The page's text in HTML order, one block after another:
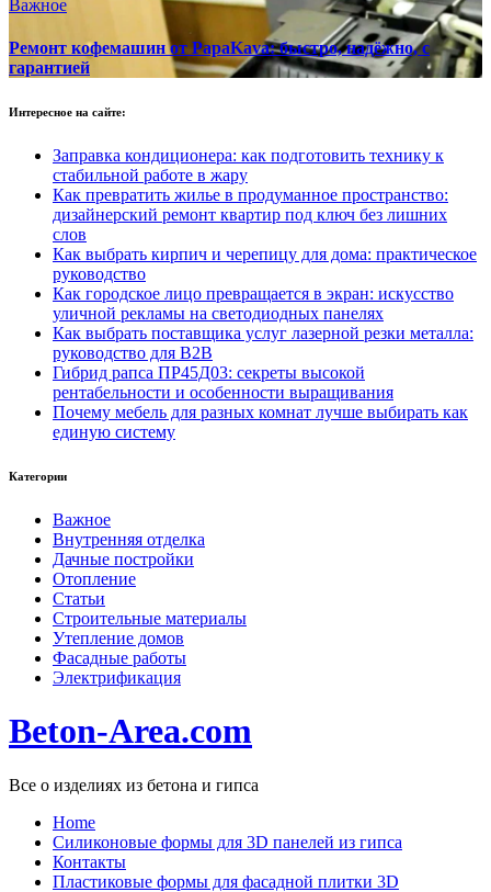
Важное
Ремонт кофемашин от PapaKava: быстро, надёжно, с
гарантией
Интересное на сайте:
Заправка кондиционера: как подготовить технику к
стабильной работе в жару
Как превратить жилье в продуманное пространство:
дизайнерский ремонт квартир под ключ без лишних
слов
Как выбрать кирпич и черепицу для дома: практическое
руководство
Как городское лицо превращается в экран: искусство
уличной рекламы на светодиодных панелях
Как выбрать поставщика услуг лазерной резки металла:
руководство для B2B
Гибрид рапса ПР45Д03: секреты высокой
рентабельности и особенности выращивания
Почему мебель для разных комнат лучше выбирать как
единую систему
Категории
Важное
Внутренняя отделка
Дачные постройки
Отопление
Статьи
Строительные материалы
Утепление домов
Фасадные работы
Электрификация
Beton-Area.com
Все о изделиях из бетона и гипса
Home
Cиликоновые формы для 3D панелей из гипса
Контакты
Пластиковые формы для фасадной плитки 3D